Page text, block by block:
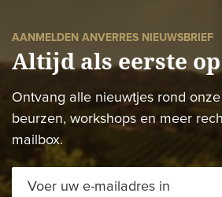
AANMELDEN ANVERRES NIEUWSBRIEF
Altijd als eerste
Ontvang alle nieuwtjes rond
beurzen, workshops en meer
mailbox.